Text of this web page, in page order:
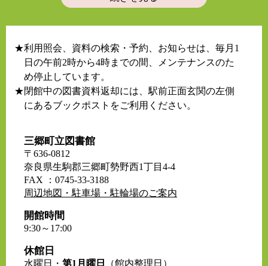
★利用照会、資料の検索・予約、お知らせは、毎月1
日の午前2時から4時までの間、メンテナンスのた
め停止しています。
★閉館中の図書資料返却には、駅前正面玄関の左側
にあるブックポストをご利用ください。
三郷町立図書館
〒636-0812
奈良県生駒郡三郷町勢野西1丁目4-4
FAX ：0745-33-3188
周辺地図・駐車場・駐輪場のご案内
開館時間
9:30～17:00
休館日
水曜日・ 第1月曜日 （館内整理日）